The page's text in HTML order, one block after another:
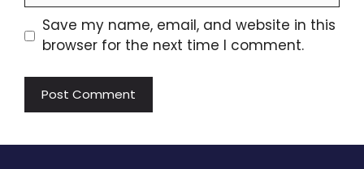
Save my name, email, and website in this
browser for the next time I comment.